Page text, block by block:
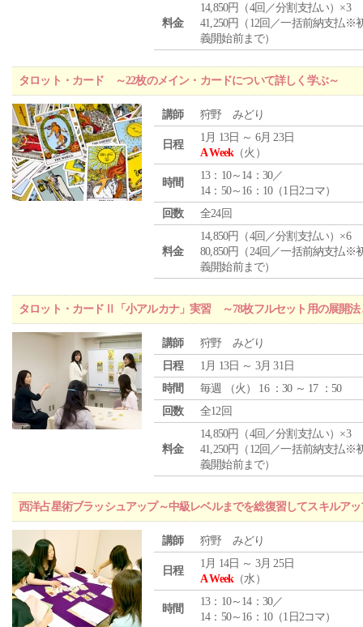
料金
14,850円（4回／分割支払い）×3
41,250円（12回／一括前納支払※
義開始前まで）
タロット・カード ～22枚のメイン・カードについて詳しく学ぶ～
講師 狩野 みどり
日程
1月 13日 ～ 6月 23日
A Week（火）
時間
13：10～14：30／
14：50～16：10（1日2コマ）
回数
全24回
料金
14,850円（4回／分割支払い）×6
80,850円（24回／一括前納支払※
義開始前まで）
タロット・カードⅡ「小アルカナ」実習 ～78枚フルセット用の展開法
講師
狩野 みどり
日程
1月 13日 ～ 3月 31日
時間
毎週 （火 ） 16 ：30 ～ 17 ：50
回数
全12回
料金
14,850円（4回／分割支払い）×3
41,250円（12回／一括前納支払※
義開始前まで）
西洋占星術ブラッシュアップ～中級レベルまでを総復習してスキルア
講師 狩野 みどり
日程
1月 14日 ～ 3月 25日
A Week（水）
時間
13：10～14：30／
14：50～16：10（1日2コマ）